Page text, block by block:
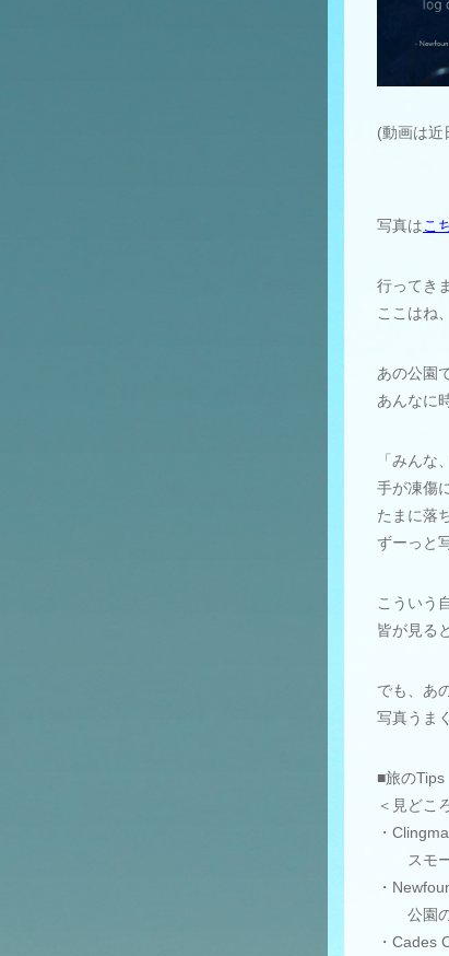
(動画は近
写真はこ
行ってき
ここはね
あの公園
あんなに
「みんな
手が凍傷
たまに落
ずーっと
こういう
皆が見る
でも、あ
写真うま
■旅のTips
＜見どこ
・
スモー
・
公園の
・Cades